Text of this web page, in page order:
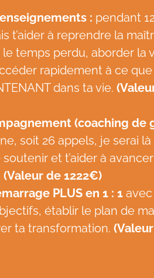
: pendant
t’aider à reprendre la
temps perdu, aborder la
rapidement à ce
dans ta vie.
(coaching de
soit 26 appels, je serai là
soutenir et t’aider à
(Valeur de 1222€)
PLUS en 1 : 1
établir le plan de
ta transformation.